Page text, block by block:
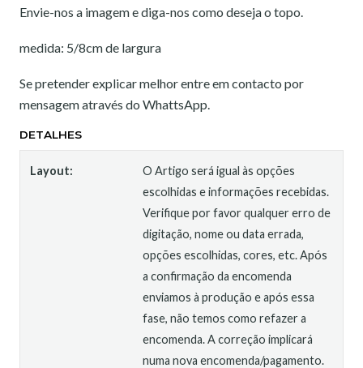
Envie-nos a imagem e diga-nos como deseja o topo.
medida: 5/8cm de largura
Se pretender explicar melhor entre em contacto por
mensagem através do WhattsApp.
DETALHES
Layout:
O Artigo será igual às opções
escolhidas e informações recebidas.
Verifique por favor qualquer erro de
digitação, nome ou data errada,
opções escolhidas, cores, etc. Após
a confirmação da encomenda
enviamos à produção e após essa
fase, não temos como refazer a
encomenda. A correção implicará
numa nova encomenda/pagamento.